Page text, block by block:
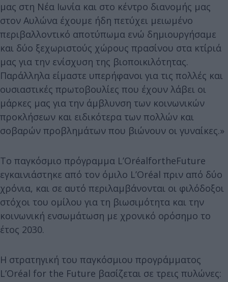
μας στη Νέα Ιωνία και στο κέντρο διανομής μας
στον Αυλώνα έχουμε ήδη πετύχει μειωμένο
περιβαλλοντικό αποτύπωμα ενώ δημιουργήσαμε
και δύο ξεχωριστούς χώρους πρασίνου στα κτίριά
μας για την ενίσχυση της βιοποικιλότητας.
Παράλληλα είμαστε υπερήφανοι για τις πολλές και
ουσιαστικές πρωτοβουλίες που έχουν λάβει οι
μάρκες μας για την άμβλυνση των κοινωνικών
προκλήσεων και ειδικότερα των πολλών και
σοβαρών προβλημάτων που βιώνουν οι γυναίκες.»
Το παγκόσμιο πρόγραμμα L’OréalfortheFuture
εγκαινιάστηκε από τον όμιλο L’Oréal πριν από δύο
χρόνια, και σε αυτό περιλαμβάνονται οι φιλόδοξοι
στόχοι του ομίλου για τη βιωσιμότητα και την
κοινωνική ενσωμάτωση με χρονικό ορόσημο το
έτος 2030.
Η στρατηγική του παγκόσμιου προγράμματος
L’Oréal for the Future βασίζεται σε τρεις πυλώνες: